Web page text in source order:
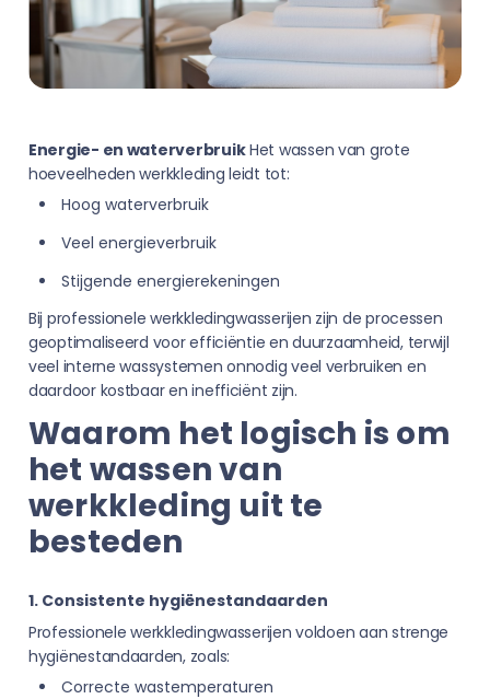
Energie- en waterverbruikHet wassen van grote
hoeveelheden werkkleding leidt tot:
Hoog waterverbruik
Veel energieverbruik
Stijgende energierekeningen
Bij professionele werkkledingwasserijen zijn de processen
geoptimaliseerd voor efficiëntie en duurzaamheid, terwijl
veel interne wassystemen onnodig veel verbruiken en
daardoor kostbaar en inefficiënt zijn.
Waarom het logisch is om
het wassen van
werkkleding uit te
besteden
1. Consistente hygiënestandaarden
Professionele werkkledingwasserijen voldoen aan strenge
hygiënestandaarden, zoals:
Correcte wastemperaturen